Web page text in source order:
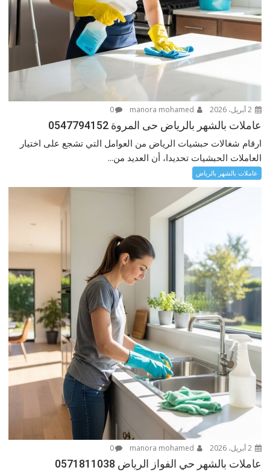
2 أبريل، 2026 0
عاملات بالشهر بالرياض حى المروة 0547794152
ارقام شغالات حبشيات الرياض من العوامل التي تشجع على اختيار
العاملات الحبشيات تحديدا، أن العديد من...
عاملات بالشهر بالرياض
2 أبريل، 2026 0
عاملات بالشهر حي الفواز الرياض 0571811038